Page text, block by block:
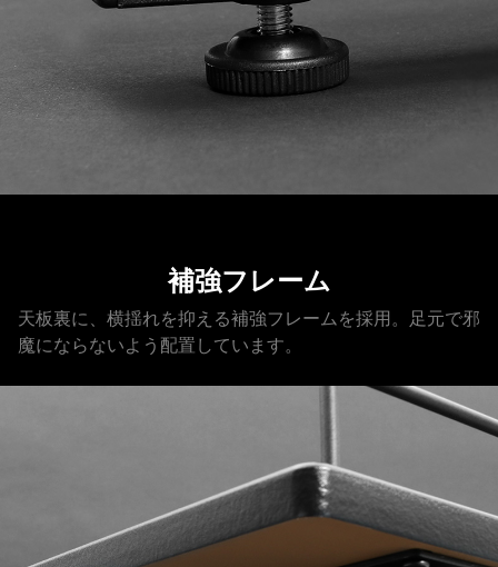
補強フレーム
天板裏に、横揺れを抑える補強フレームを採用。足元で邪
魔にならないよう配置しています。